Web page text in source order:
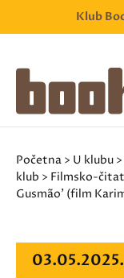
Klub
Početna > U klubu >
klub > Filmsko-
Gusmão' (film